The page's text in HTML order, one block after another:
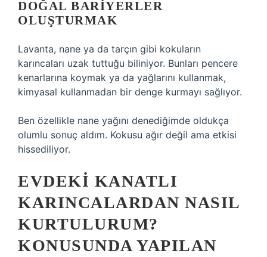
DOĞAL BARIYERLER
OLUŞTURMAK
Lavanta, nane ya da tarçın gibi kokuların
karıncaları uzak tuttuğu biliniyor. Bunları pencere
kenarlarına koymak ya da yağlarını kullanmak,
kimyasal kullanmadan bir denge kurmayı sağlıyor.
Ben özellikle nane yağını denediğimde oldukça
olumlu sonuç aldım. Kokusu ağır değil ama etkisi
hissediliyor.
EVDEKI KANATLI
KARINCALARDAN NASIL
KURTULURUM?
KONUSUNDA YAPILAN